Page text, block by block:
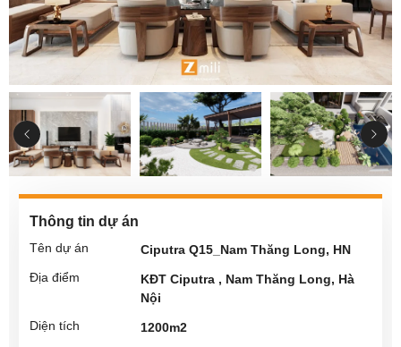
Thông tin dự án
Tên dự án
Ciputra Q15_Nam Thăng Long, HN
Địa điểm
KĐT Ciputra , Nam Thăng Long, Hà
Nội
Diện tích
1200m2